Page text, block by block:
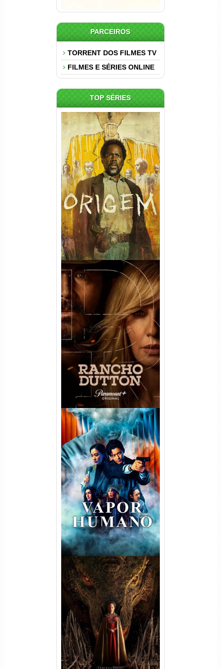
PARCEIROS
TORRENT DOS FILMES TV
FILMES E SÉRIES ONLINE
TOP SÉRIES
Origem 4ª Temporada Torrent
(2026) WEB-DL 1080p/4K
Dual Áudio
Rancho Dutton 1ª
Temporada Torrent (2026)
WEB-DL 1080p Dual Áudio
Vapor Humano 1ª Temporada
Torrent (2026) WEB-DL 1080p
Dual Áudio
A Casa do Dragão 1ª
Temporada Torrent (2022)
WEB-DL 720p/1080p Dual
Áudio